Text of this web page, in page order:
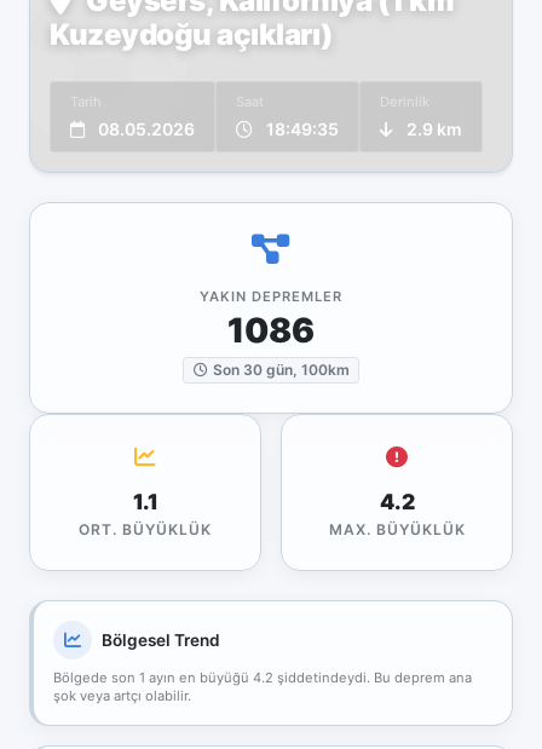
Kuzeydoğu açıkları)
Tarih
08.05.2026
Saat
18:49:35
Derinlik
2.9 km
YAKIN DEPREMLER
1086
Son 30 gün, 100km
1.1
ORT. BÜYÜKLÜK
4.2
MAX. BÜYÜKLÜK
Bölgesel Trend
Bölgede son 1 ayın en büyüğü 4.2 şiddetindeydi. Bu deprem ana
şok veya artçı olabilir.